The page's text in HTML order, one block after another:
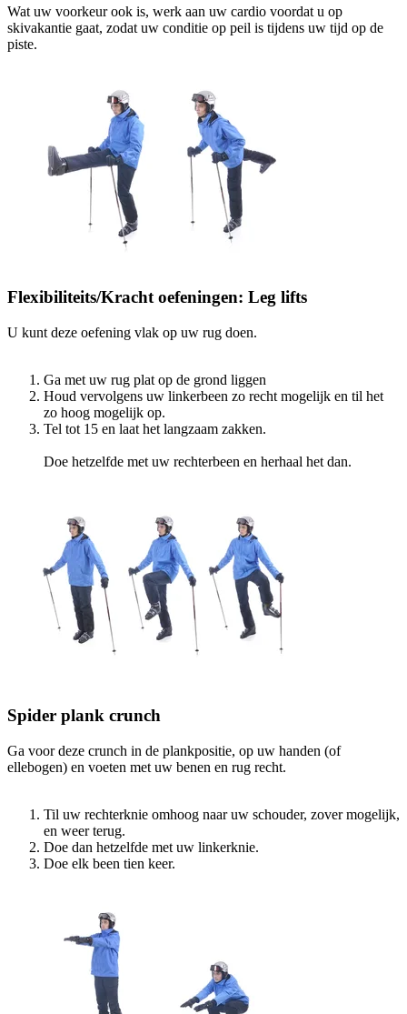
Wat uw voorkeur ook is, werk aan uw cardio voordat u op
skivakantie gaat, zodat uw conditie op peil is tijdens uw tijd op de
piste.
Flexibiliteits/Kracht oefeningen: Leg lifts
U kunt deze oefening vlak op uw rug doen.
Ga met uw rug plat op de grond liggen
Houd vervolgens uw linkerbeen zo recht mogelijk en til het
zo hoog mogelijk op.
Tel tot 15 en laat het langzaam zakken.
Doe hetzelfde met uw rechterbeen en herhaal het dan.
Spider plank crunch
Ga voor deze crunch in de plankpositie, op uw handen (of
ellebogen) en voeten met uw benen en rug recht.
Til uw rechterknie omhoog naar uw schouder, zover mogelijk,
en weer terug.
Doe dan hetzelfde met uw linkerknie.
Doe elk been tien keer.